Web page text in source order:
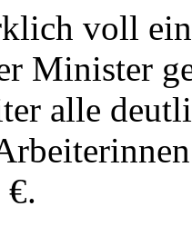
voll
Minister
alle
€.